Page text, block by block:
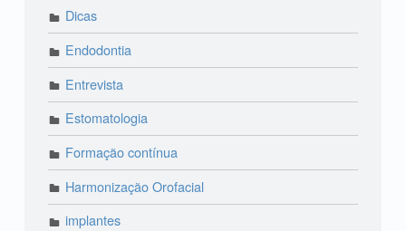
Dicas
Endodontia
Entrevista
Estomatologia
Formação contínua
Harmonização Orofacial
implantes